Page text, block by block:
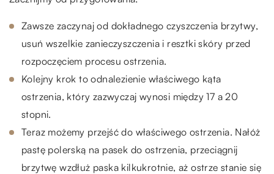
Zawsze zaczynaj od dokładnego czyszczenia brzytwy,
usuń wszelkie zanieczyszczenia i resztki skóry przed
rozpoczęciem procesu ostrzenia.
Kolejny krok to odnalezienie właściwego kąta
ostrzenia, który zazwyczaj wynosi między 17 a 20
stopni.
Teraz możemy przejść do właściwego ostrzenia. Nałóż
pastę polerską na pasek do ostrzenia, przeciągnij
brzytwę wzdłuż paska kilkukrotnie, aż ostrze stanie się